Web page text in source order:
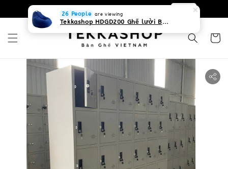
0931268840 Liên hệ với chúng tôi
26 People are viewing
Tekkashop HDGD200 Ghế lười Beanbag form truyền thống, chất liệu Olefin canvas kháng nước, màu xanh biển, có thể sử dụng trong nhà và cả ngoài trời, có quai xách